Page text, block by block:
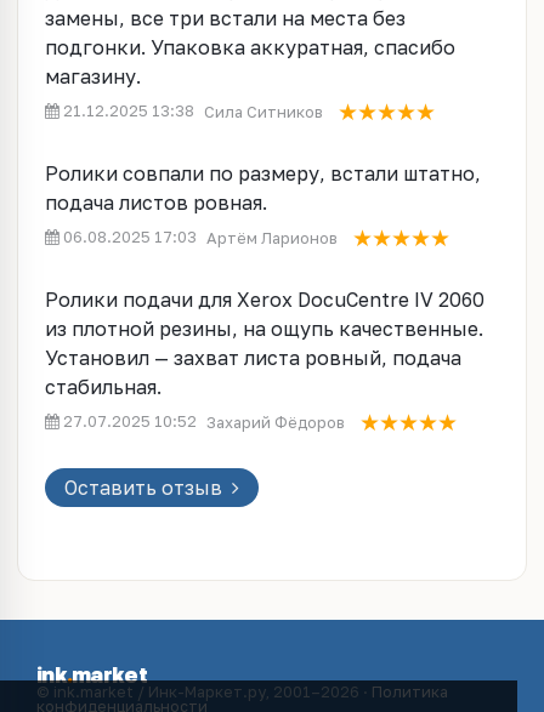
замены, все три встали на места без
подгонки. Упаковка аккуратная, спасибо
магазину.
21.12.2025 13:38 Сила Ситников
Ролики совпали по размеру, встали штатно,
подача листов ровная.
06.08.2025 17:03 Артём Ларионов
Ролики подачи для Xerox DocuCentre IV 2060
из плотной резины, на ощупь качественные.
Установил — захват листа ровный, подача
стабильная.
27.07.2025 10:52 Захарий Фёдоров
Оставить отзыв
ink.market
© ink.market / Инк-Маркет.ру, 2001–2026 · Политика
конфиденциальности